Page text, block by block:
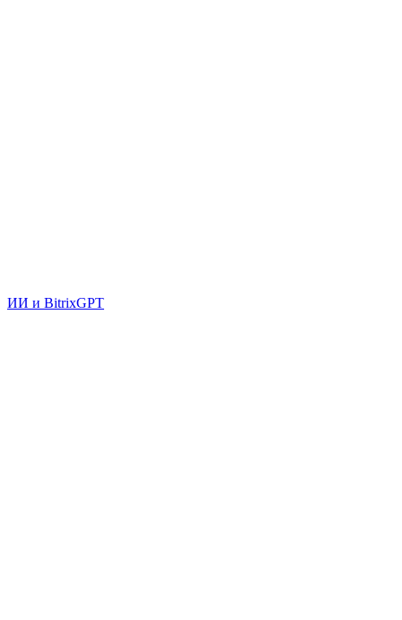
ИИ и BitrixGPT